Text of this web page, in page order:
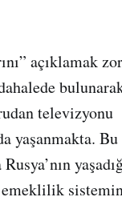
açıklamak
televizyonu
yaşanmakta. Bu
emeklilik